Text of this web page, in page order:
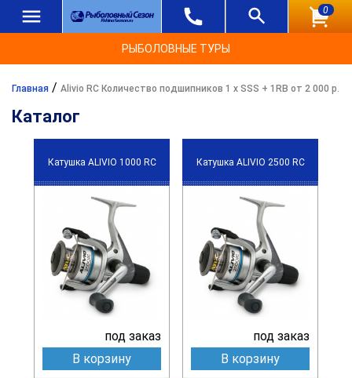
0
РЫБОЛОВНЫЕ ТУРЫ
Главная / Alivio RC Количество подшипников 1 х SSS + 1RB от 2 000 р.
Каталог
Катушка ALIVIO 1000 RC
под заказ
В корзину
Катушка ALIVIO 2500 RC
под заказ
В корзину